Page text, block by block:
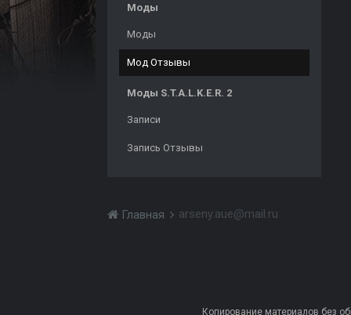
Моды
Моды
Мод Отзывы
Моды S.T.A.L.K.E.R. 2
Записи
Запись Отзывы
Главная arseny.aue@mail.ru
Копирование материалов без